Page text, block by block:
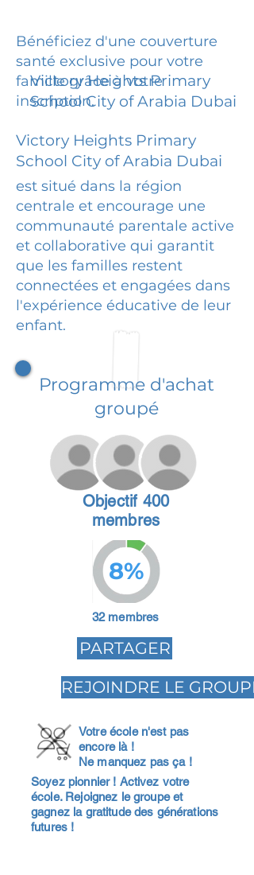
Bénéficiez d'une couverture
santé exclusive pour votre
famille grâce à votre
inscription.
Victory Heights Primary
School City of Arabia Dubai
Victory Heights Primary
School City of Arabia Dubai
est situé dans la région
centrale et encourage une
communauté parentale active
et collaborative qui garantit
que les familles restent
connectées et engagées dans
l'expérience éducative de leur
enfant.
Programme d'achat
groupé
Objectif 400
membres
8%
32 membres
PARTAGER
REJOINDRE LE GROUPE
Votre école n'est pas
encore là !
Ne manquez pas ça !
Soyez pionnier ! Activez votre
école. Rejoignez le groupe et
gagnez la gratitude des générations
futures !